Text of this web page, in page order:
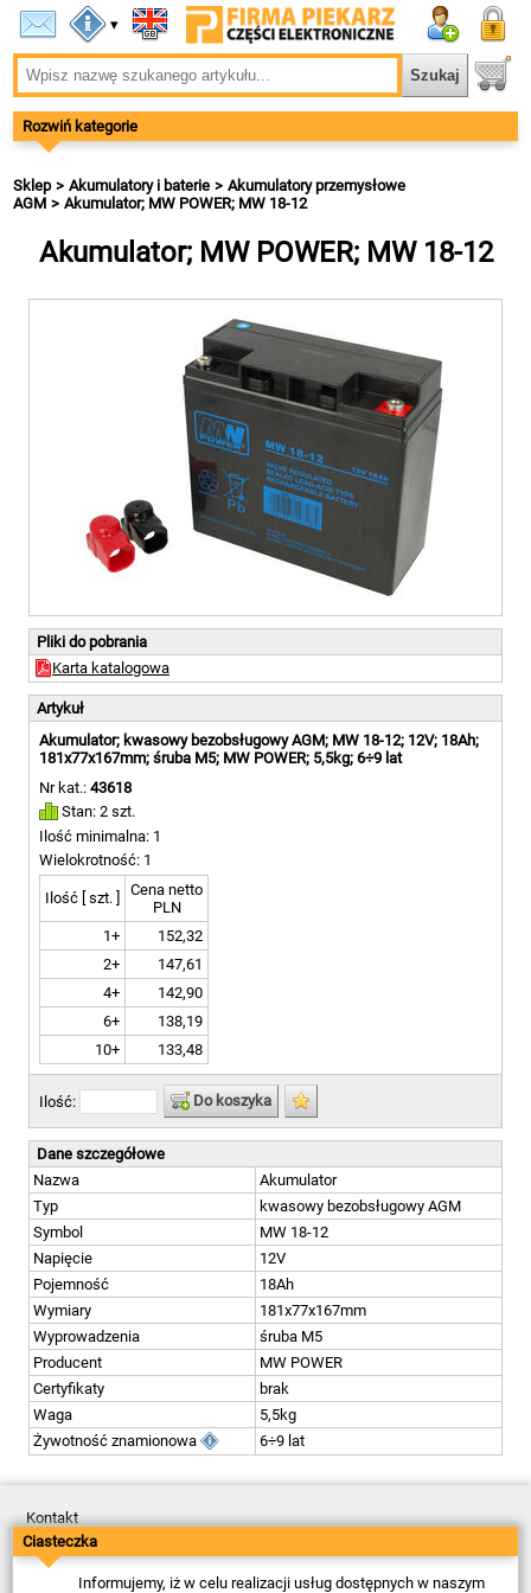
▾
Rozwiń kategorie
Sklep Akumulatory i baterie
Akumulatory przemysłowe
AGM
Akumulator; MW POWER; MW 18-12
Akumulator; MW POWER; MW 18-12
Pliki do pobrania
Karta katalogowa
Artykuł
Akumulator; kwasowy bezobsługowy AGM; MW 18-12; 12V; 18Ah;
181x77x167mm; śruba M5; MW POWER; 5,5kg; 6÷9 lat
Nr kat.: 43618
Stan: 2 szt.
Ilość minimalna: 1
Wielokrotność: 1
Ilość [ szt. ]
Cena netto
PLN
1+
152,32
2+
147,61
4+
142,90
6+
138,19
10+
133,48
Ilość: Do koszyka
Dane szczegółowe
Nazwa
Akumulator
Typ
kwasowy bezobsługowy AGM
Symbol
MW 18-12
Napięcie
12V
Pojemność
18Ah
Wymiary
181x77x167mm
Wyprowadzenia
śruba M5
Producent
MW POWER
Certyfikaty
brak
Waga
5,5kg
Żywotność znamionowa
6÷9 lat
Kontakt
Dostawa
Płatność
Zwroty
Reklamacje
Ciasteczka
Informujemy, iż w celu realizacji usług dostępnych w naszym